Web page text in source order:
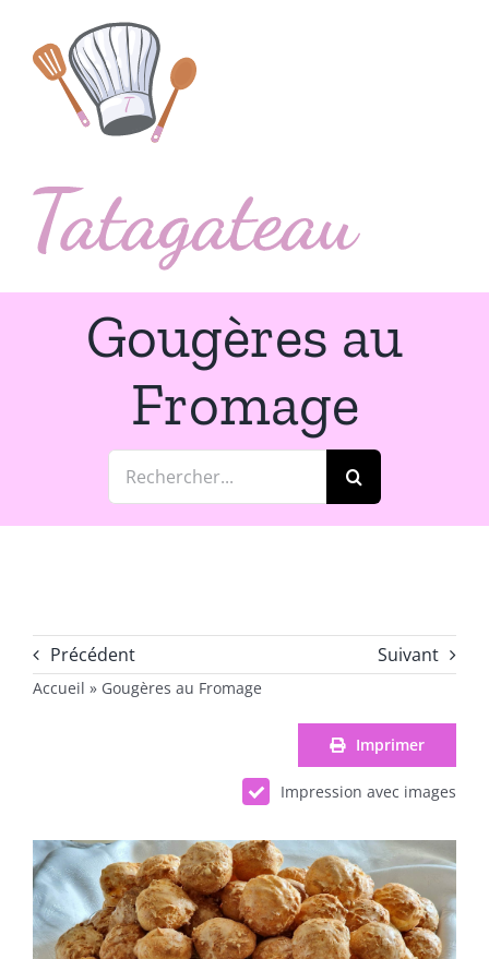
contenu
Gougères au
Fromage
Rechercher:
Précédent Suivant
Accueil » Gougères au Fromage
Imprimer
Impression avec images